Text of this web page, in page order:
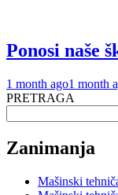
Ponosi naše
1 month ago1 month
PRETRAGA
Zanimanja
Mašinski